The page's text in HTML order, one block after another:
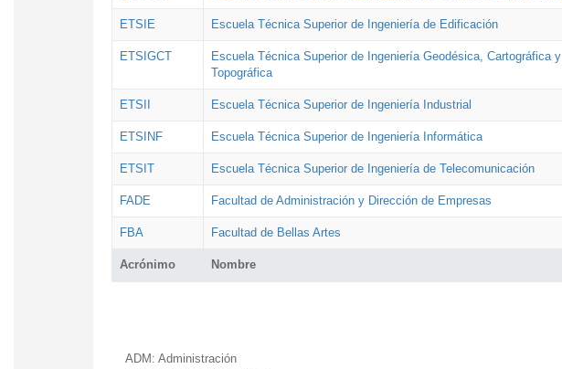
Acrónimo Nombre
ETSIE Escuela Técnica Superior de Ingeniería de Edificación
ETSIGCT
Escuela Técnica Superior de Ingeniería Geodésica, Cartográfica y
Topográfica
ETSII Escuela Técnica Superior de Ingeniería Industrial
ETSINF Escuela Técnica Superior de Ingeniería Informática
ETSIT Escuela Técnica Superior de Ingeniería de Telecomunicación
FADE Facultad de Administración y Dirección de Empresas
FBA Facultad de Bellas Artes
ADM: Administración